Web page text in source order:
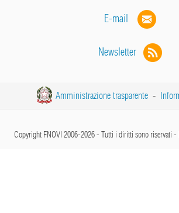
E-mail
Newsletter
Amministrazione trasparente -
Copyright FNOVI 2006-2026 - Tutti i diritti sono riservati -